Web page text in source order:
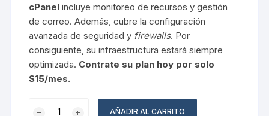
cPanel incluye monitoreo de recursos y gestión
de correo. Además, cubre la configuración
avanzada de seguridad y firewalls. Por
consiguiente, su infraestructura estará siempre
optimizada. Contrate su plan hoy por solo
$15/mes.
AÑADIR AL CARRITO